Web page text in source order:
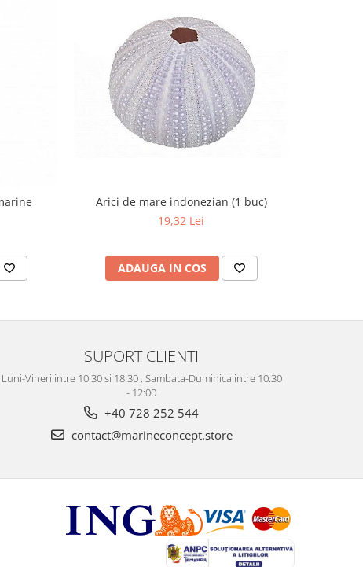
Arici de mare indonezian (1 buc)
19,32 Lei
ADAUGA IN COS
SUPORT CLIENTI
Luni-Vineri intre 10:30 si 18:30 , Sambata-Duminica intre 10:30
- 12:00
+40 728 252 544
contact@marineconcept.store